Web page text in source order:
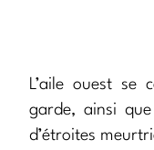
L’aile ouest se
garde, ainsi
d’étroites